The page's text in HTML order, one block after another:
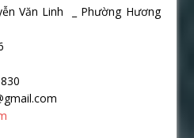
Văn Linh _ Phường Hương